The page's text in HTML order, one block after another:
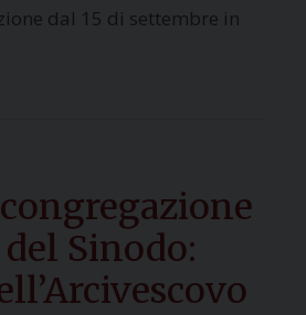
dal 15 di settembre in
Sinodo: